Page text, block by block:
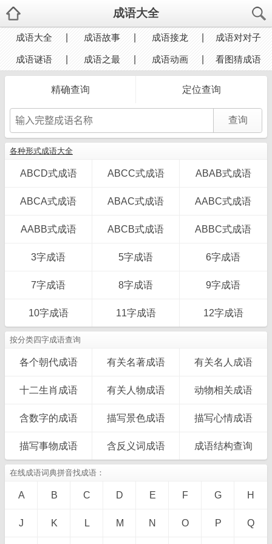
成语大全
成语大全 成语故事 成语接龙 成语对对子
成语谜语 成语之最 成语动画 看图猜成语
精确查询 定位查询
各种形式成语大全
ABCD式成语 ABCC式成语 ABAB式成语
ABCA式成语 ABAC式成语 AABC式成语
AABB式成语 ABCB式成语 ABBC式成语
3字成语 5字成语 6字成语
7字成语 8字成语 9字成语
10字成语 11字成语 12字成语
按分类四字成语查询
各个朝代成语 有关名著成语 有关名人成语
十二生肖成语 有关人物成语 动物相关成语
含数字的成语 描写景色成语 描写心情成语
描写事物成语 含反义词成语 成语结构查询
在线成语词典拼音找成语：
A B C D E F G H
J K L M N O P Q